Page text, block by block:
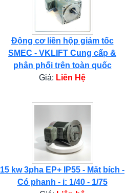
Động cơ liền hộp giảm tốc
SMEC - VKLIFT Cung cấp &
phân phối trên toàn quốc
Giá: Liên Hệ
15 kw 3pha EP+ IP55 - Mặt bích -
Có phanh - i: 1/40 - 1/75